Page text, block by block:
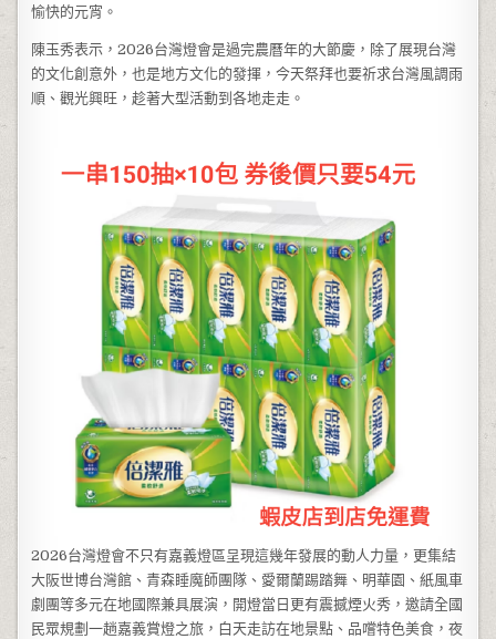
愉快的元宵。
陳玉秀表示，2026台灣燈會是過完農曆年的大節慶，除了展現台灣
的文化創意外，也是地方文化的發揮，今天祭拜也要祈求台灣風調雨
順、觀光興旺，趁著大型活動到各地走走。
2026台灣燈會不只有嘉義燈區呈現這幾年發展的動人力量，更集結
大阪世博台灣館、青森睡魔師團隊、愛爾蘭踢踏舞、明華園、紙風車
劇團等多元在地國際兼具展演，開燈當日更有震撼煙火秀，邀請全國
民眾規劃一趟嘉義賞燈之旅，白天走訪在地景點、品嚐特色美食，夜